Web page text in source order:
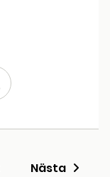
Nästa